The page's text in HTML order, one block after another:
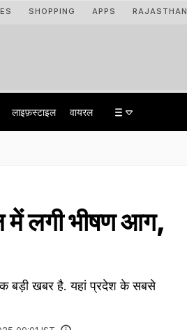
SHOPPING APPS RAJASTHAN
लाइफ़स्टाइल वायरल
में लगी भीषण आग,
बड़ी खबर है. यहां प्रदेश के सबसे